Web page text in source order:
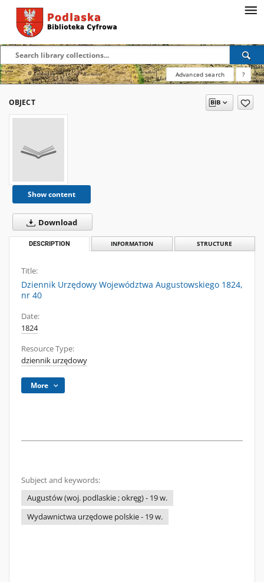
Advanced search ?
OBJECT
Show content
Download
DESCRIPTION INFORMATION STRUCTURE
Title:
Dziennik Urzędowy Województwa Augustowskiego 1824,
nr 40
Date:
1824
Resource Type:
dziennik urzędowy
More
Subject and keywords:
Augustów (woj. podlaskie ; okręg) - 19 w.
Wydawnictwa urzędowe polskie - 19 w.